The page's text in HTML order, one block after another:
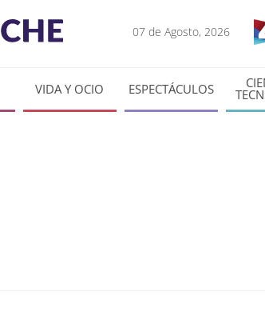
07 de Agosto, 2026
VIDA Y OCIO ESPECTÁCULOS